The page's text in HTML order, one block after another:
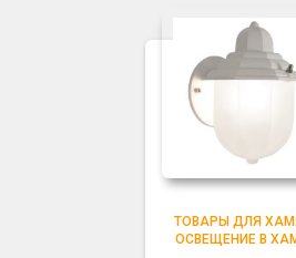
ТОВАРЫ ДЛЯ
ОСВЕЩЕНИЕ В